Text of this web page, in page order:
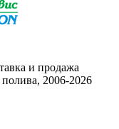
и продажа
полива, 2006-2026